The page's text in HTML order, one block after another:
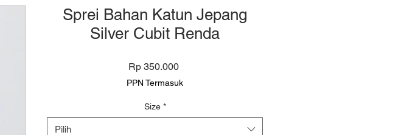
Sprei Bahan Katun Jepang
Silver Cubit Renda
Rp 350.000Harga
PPN Termasuk
Size *
Pilih